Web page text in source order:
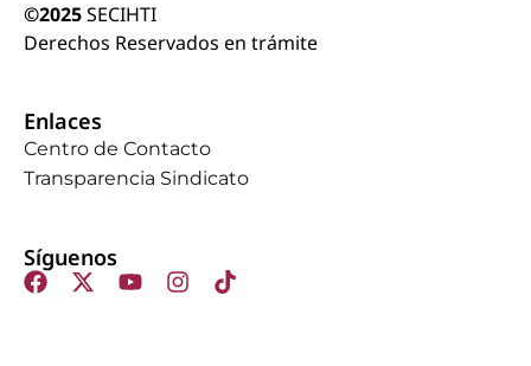
©2025SECIHTI
Derechos Reservados en trámite
Enlaces
Centro de Contacto
Transparencia Sindicato
Síguenos